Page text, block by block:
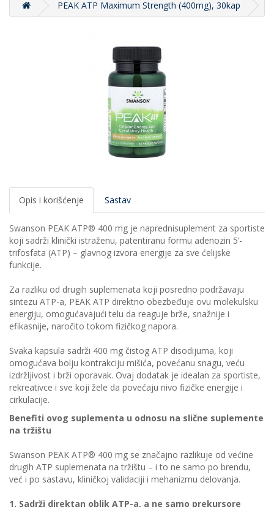
PEAK ATP Maximum Strength (400mg), 30kap
Opis i korišćenje Sastav
Swanson PEAK ATP® 400 mg je naprednisuplement za sportiste
koji sadrži klinički istraženu, patentiranu formu adenozin 5’-
trifosfata (ATP) – glavnog izvora energije za sve ćelijske
funkcije.
Za razliku od drugih suplemenata koji posredno podržavaju
sintezu ATP-a, PEAK ATP direktno obezbeđuje ovu molekulsku
energiju, omogućavajući telu da reaguje brže, snažnije i
efikasnije, naročito tokom fizičkog napora.
Svaka kapsula sadrži 400 mg čistog ATP disodijuma, koji
omogućava bolju kontrakciju mišića, povećanu snagu, veću
izdržljivost i brži oporavak. Ovaj dodatak je idealan za sportiste,
rekreativce i sve koji žele da povećaju nivo fizičke energije i
cirkulacije.
Benefiti ovog suplementa u odnosu na slične suplemente
na tržištu
Swanson PEAK ATP® 400 mg se značajno razlikuje od većine
drugih ATP suplemenata na tržištu – i to ne samo po brendu,
već i po sastavu, kliničkoj validaciji i mehanizmu delovanja.
1. Sadrži direktan oblik ATP-a, a ne samo prekursore